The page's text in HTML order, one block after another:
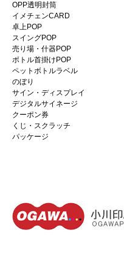
OPP透明封筒
イメチェンCARD
卓上POP
スイングPOP
売り場・什器POP
ボトル首掛けPOP
ペットボトルラベル
のぼり
サイン・ディスプレイ
デジタルサイネージ
クーポン券
くじ・スクラッチ
パッケージ